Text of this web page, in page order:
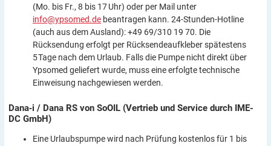
(Mo. bis Fr., 8 bis 17 Uhr) oder per Mail unter
info@ypsomed.de beantragen kann. 24-Stunden-Hotline
(auch aus dem Ausland): +49 69/310 19 70. Die
Rücksendung erfolgt per Rücksendeaufkleber spätestens
5 Tage nach dem Urlaub. Falls die Pumpe nicht direkt über
Ypsomed geliefert wurde, muss eine erfolgte technische
Einweisung nachgewiesen werden.
Dana‑i / Dana RS von SoOIL (Vertrieb und Service durch IME-
DC GmbH)
Eine Urlaubspumpe wird nach Prüfung kostenlos für 1 bis